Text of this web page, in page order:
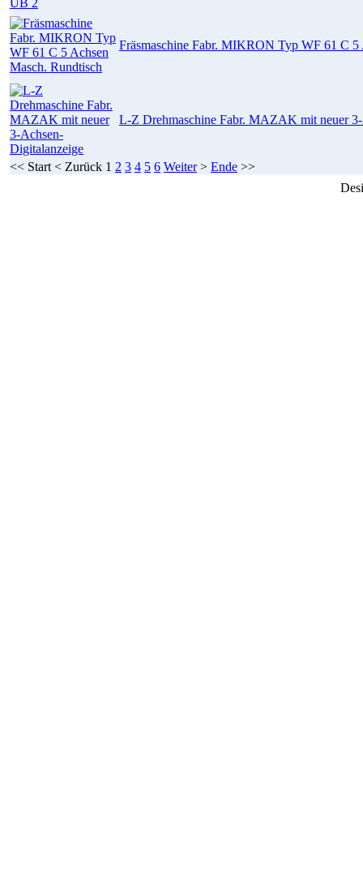
Fräsmaschine Fabr. MIKRON Typ WF 61 C 5
L-Z Drehmaschine Fabr. MAZAK mit neuer
<< Start < Zurück 1 2 3 4 5 6 Weiter> Ende >>